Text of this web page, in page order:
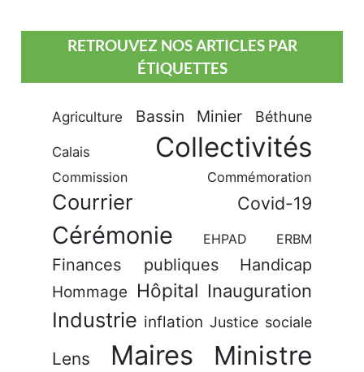
RETROUVEZ NOS ARTICLES PAR
ÉTIQUETTES
Agriculture Bassin Minier Béthune
Calais Collectivités
Commission Commémoration
Courrier Covid-19
Cérémonie EHPAD ERBM
Finances publiques Handicap
Hommage Hôpital Inauguration
Industrie inflation Justice sociale
Lens Maires Ministre